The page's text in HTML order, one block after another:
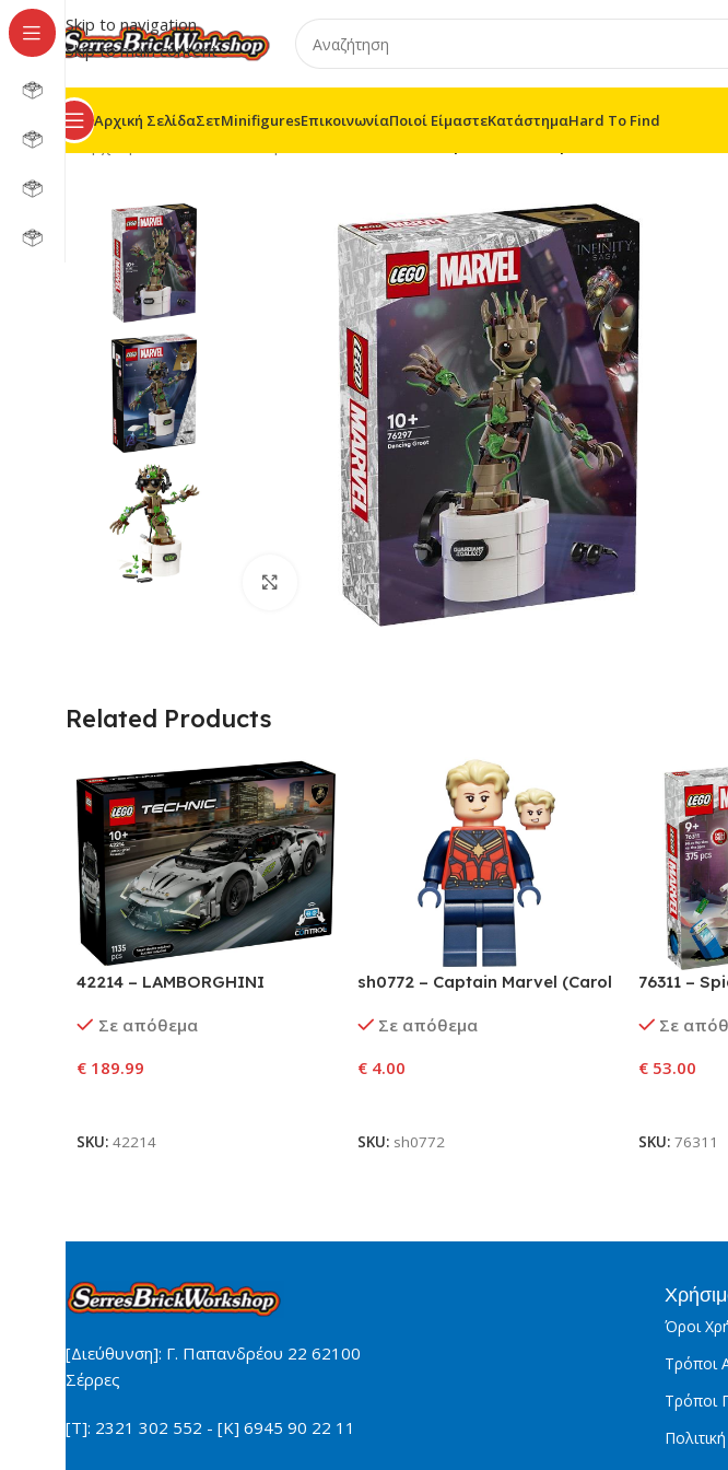
Skip to navigation
Skip to main content
Αρχική ΣελίδαΣετMinifiguresΕπικοινωνίαΠοιοί ΕίμαστεΚατάστημαHard To Find
Αρχική σελίδα
Click to enlarge
Related Products
42214 – LAMBORGHINI
Σε απόθεμα
€ 189.99
SKU: 42214
sh0772 – Captain Marvel (Carol
Σε απόθεμα
€4.00
SKU: sh0772
76311 –
Σε
€53.00
SKU: 76311
[Διεύθυνση]: Γ. Παπανδρέου 22 62100
Σέρρες
[Τ]: 2321 302 552 - [Κ] 6945 90 22 11
Όροι
Τρόποι
Τρόποι